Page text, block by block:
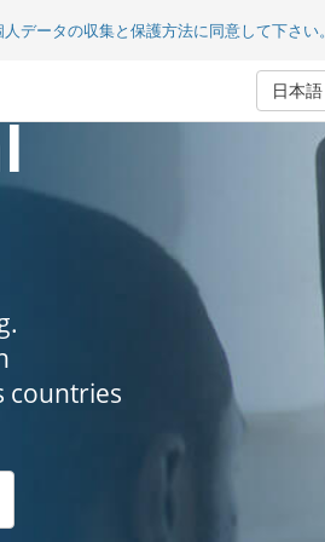
データの収集と保護方法に同意して下さい。
日本語
countries